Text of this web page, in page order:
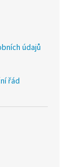
údajů
řád